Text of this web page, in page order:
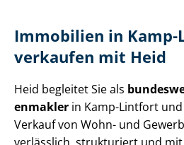
Immobilien in
verkaufen mit Heid
Heid begleitet Sie als
en­mak­ler in Kamp-Lintfort
Verkauf von Wohn- und